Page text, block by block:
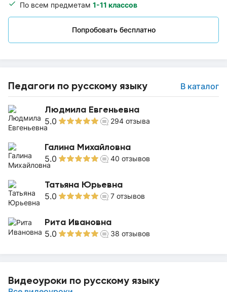
По всем предметам 1-11 классов
Попробовать бесплатно
Педагоги по русскому языку В каталог
Людмила Евгеньевна
5.0 294 отзыва
Галина Михайловна
5.0 40 отзывов
Татьяна Юрьевна
5.0 7 отзывов
Рита Ивановна
5.0 38 отзывов
Видеоуроки по русскому языку